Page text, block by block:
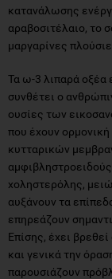
κατανάλωσης
αραβοσιτέλαιο, το
μαργαρίνες
Τα ω-3 λιπαρά οξέα
συνθέτει ο
ουσίες των
που έχουν
κυτταρικών
χοληστερόλης,
αυξάνουν τα
επηρεάζουν
Επίσης, έχει
και γενικά την
παρουσιάζουν